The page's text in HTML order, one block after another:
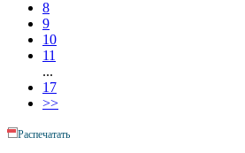
8
9
10
11
...
17
>>
Распечатать